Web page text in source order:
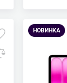
НОВИНКА